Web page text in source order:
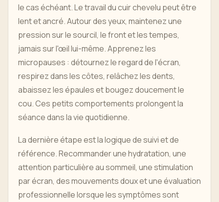
le cas échéant. Le travail du cuir chevelu peut être
lent et ancré. Autour des yeux, maintenez une
pression sur le sourcil, le front et les tempes,
jamais sur l'œil lui-même. Apprenez les
micropauses : détournez le regard de l'écran,
respirez dans les côtes, relâchez les dents,
abaissez les épaules et bougez doucement le
cou. Ces petits comportements prolongent la
séance dans la vie quotidienne.
La dernière étape est la logique de suivi et de
référence. Recommander une hydratation, une
attention particulière au sommeil, une stimulation
par écran, des mouvements doux et une évaluation
professionnelle lorsque les symptômes sont